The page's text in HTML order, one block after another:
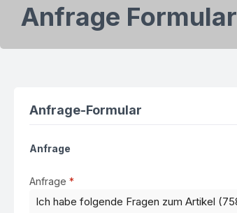
Anfrage Formular
Anfrage-Formular
Anfrage
Anfrage *